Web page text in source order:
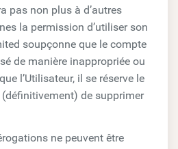
pas non plus à d’autres
la permission d’utiliser son
soupçonne que le compte
de manière inappropriée ou
l’Utilisateur, il se réserve le
de supprimer
ne peuvent être